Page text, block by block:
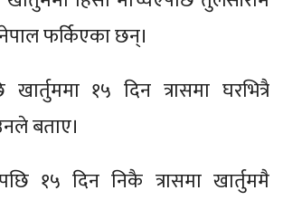
फर्किएका छन्।
खार्तुममा १५ दिन त्रासमा घरभित्रै
बताए।
१५ दिन निकै त्रासमा खार्तुममै